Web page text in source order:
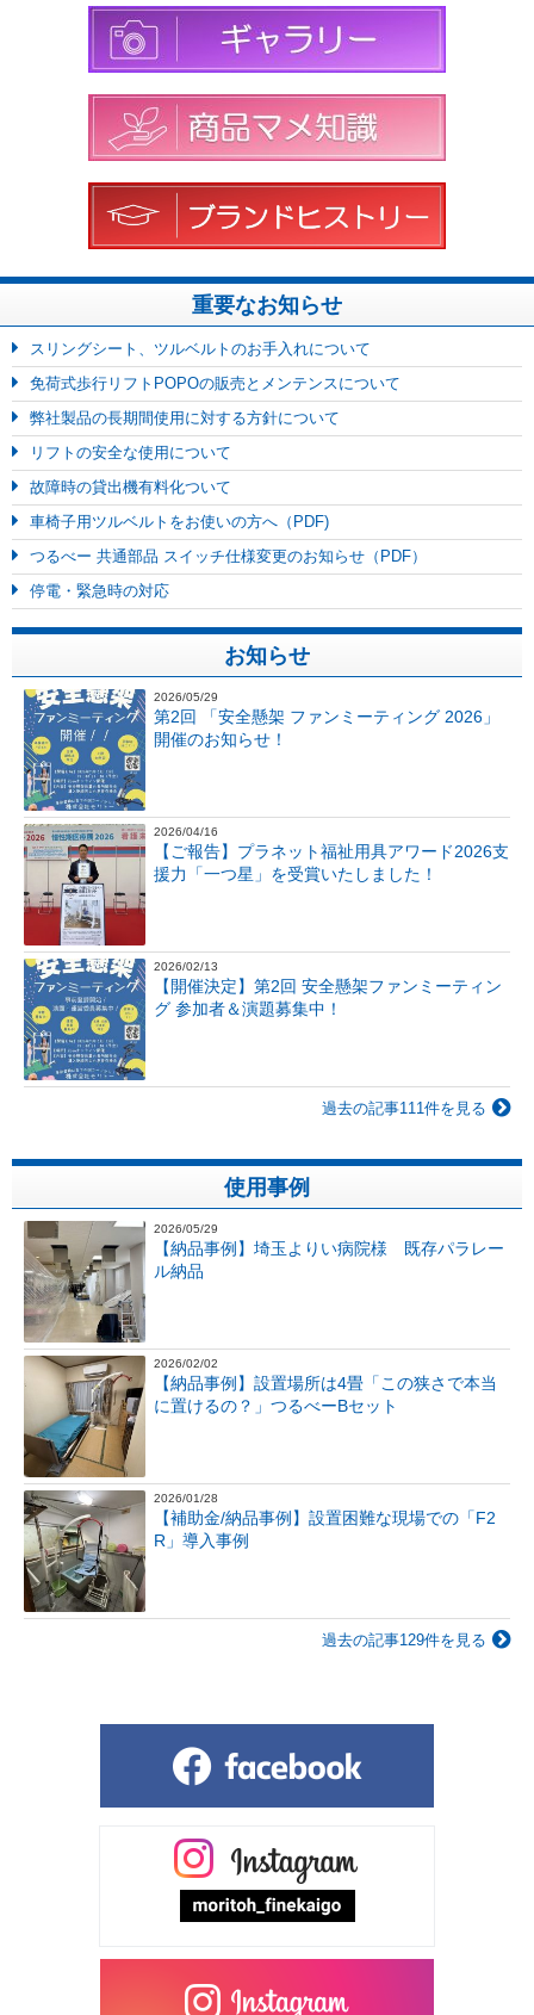
重要なお知らせ
スリングシート、ツルベルトのお手入れについて
免荷式歩行リフトPOPOの販売とメンテンスについて
弊社製品の長期間使用に対する方針について
リフトの安全な使用について
故障時の貸出機有料化ついて
車椅子用ツルベルトをお使いの方へ（PDF)
つるべー 共通部品 スイッチ仕様変更のお知らせ（PDF）
停電・緊急時の対応
お知らせ
2026/05/29
第2回 「安全懸架 ファンミーティング 2026」
開催のお知らせ！
2026/04/16
【ご報告】プラネット福祉用具アワード2026支
援力「一つ星」を受賞いたしました！
2026/02/13
【開催決定】第2回 安全懸架ファンミーティン
グ 参加者＆演題募集中！
過去の記事111件を見る
使用事例
2026/05/29
【納品事例】埼玉よりい病院様 既存パラレー
ル納品
2026/02/02
【納品事例】設置場所は4畳「この狭さで本当
に置けるの？」つるべーBセット
2026/01/28
【補助金/納品事例】設置困難な現場での「F2
R」導入事例
過去の記事129件を見る